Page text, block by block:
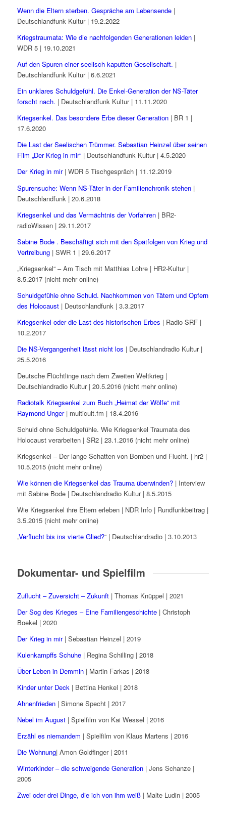
Wenn die Eltern sterben. Gespräche am Lebensende|
Deutschlandfunk Kultur | 19.2.2022
Kriegstraumata: Wie die nachfolgenden Generationen leiden|
WDR 5 | 19.10.2021
Auf den Spuren einer seelisch kaputten Gesellschaft. |
Deutschlandfunk Kultur | 6.6.2021
Ein unklares Schuldgefühl. Die Enkel-Generation der NS-Täter
forscht nach. | Deutschlandfunk Kultur | 11.11.2020
Kriegsenkel. Das besondere Erbe dieser Generation| BR 1 |
17.6.2020
Die Last der Seelischen Trümmer. Sebastian Heinzel über seinen
Film „Der Krieg in mir“| Deutschlandfunk Kultur | 4.5.2020
Der Krieg in mir| WDR 5 Tischgespräch | 11.12.2019
Spurensuche: Wenn NS-Täter in der Familienchronik stehen|
Deutschlandfunk | 20.6.2018
Kriegsenkel und das Vermächtnis der Vorfahren| BR2-
radioWissen | 29.11.2017
Sabine Bode . Beschäftigt sich mit den Spätfolgen von Krieg und
Vertreibung| SWR 1 | 29.6.2017
„Kriegsenkel“ – Am Tisch mit Matthias Lohre | HR2-Kultur |
8.5.2017 (nicht mehr online)
Schuldgefühle ohne Schuld. Nachkommen von Tätern und Opfern
des Holocaust| Deutschlandfunk | 3.3.2017
Kriegsenkel oder die Last des historischen Erbes | Radio SRF |
10.2.2017
Die NS-Vergangenheit lässt nicht los | Deutschlandradio Kultur |
25.5.2016
Deutsche Flüchtlinge nach dem Zweiten Weltkrieg |
Deutschlandradio Kultur | 20.5.2016 (nicht mehr online)
Radiotalk Kriegsenkel zum Buch „Heimat der Wölfe“ mit
Raymond Unger| multicult.fm | 18.4.2016
Schuld ohne Schuldgefühle. Wie Kriegsenkel Traumata des
Holocaust verarbeiten | SR2 | 23.1.2016 (nicht mehr online)
Kriegsenkel – Der lange Schatten von Bomben und Flucht. | hr2 |
10.5.2015 (nicht mehr online)
Wie können die Kriegsenkel das Trauma überwinden?| Interview
mit Sabine Bode | Deutschlandradio Kultur | 8.5.2015
Wie Kriegsenkel ihre Eltern erleben | NDR Info | Rundfunkbeitrag |
3.5.2015 (nicht mehr online)
„Verflucht bis ins vierte Glied?“ | Deutschlandradio | 3.10.2013
Dokumentar- und Spielfilm
Zuflucht – Zuversicht – Zukunft| Thomas Knüppel | 2021
Der Sog des Krieges – Eine Familiengeschichte| Christoph
Boekel | 2020
Der Krieg in mir| Sebastian Heinzel | 2019
Kulenkampffs Schuhe| Regina Schilling | 2018
Über Leben in Demmin| Martin Farkas | 2018
Kinder unter Deck| Bettina Henkel | 2018
Ahnenfrieden| Simone Specht | 2017
Nebel im August| Spielfilm von Kai Wessel | 2016
Erzähl es niemandem | Spielfilm von Klaus Martens | 2016
Die Wohnung| Amon Goldfinger | 2011
Winterkinder – die schweigende Generation| Jens Schanze |
2005
Zwei oder drei Dinge, die ich von ihm weiß| Malte Ludin | 2005